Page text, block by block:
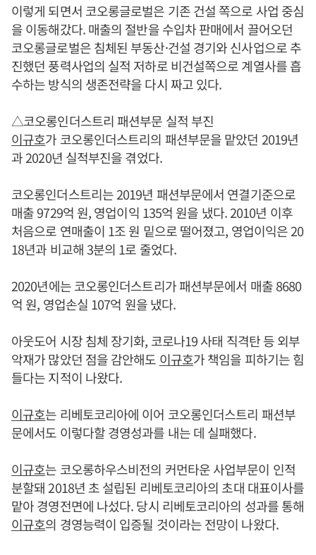
이렇게 되면서 코오롱글로벌은 기존 건설 쪽으로 사업 중심
을 이동해갔다. 매출의 절반을 수입차 판매에서 끌어오던
코오롱글로벌은 침체된 부동산·건설 경기와 신사업으로 추
진했던 풍력사업의 실적 저하로 비건설쪽으로 계열사를 흡
수하는 방식의 생존전략을 다시 짜고 있다.
△코오롱인더스트리 패션부문 실적 부진
이규호가 코오롱인더스트리의 패션부문을 맡았던 2019년
과 2020년 실적부진을 겪었다.
코오롱인더스트리는 2019년 패션부문에서 연결기준으로
매출 9729억 원, 영업이익 135억 원을 냈다. 2010년 이후
처음으로 연매출이 1조 원 밑으로 떨어졌고, 영업이익은 20
18년과 비교해 3분의 1로 줄었다.
2020년에는 코오롱인더스트리가 패션부문에서 매출 8680
억 원, 영업손실 107억 원을 냈다.
아웃도어 시장 침체 장기화, 코로나19 사태 직격탄 등 외부
악재가 많았던 점을 감안해도 이규호가 책임을 피하기는 힘
들다는 지적이 나왔다.
이규호는 리베토코리아에 이어 코오롱인더스트리 패션부
문에서도 이렇다할 경영성과를 내는 데 실패했다.
이규호는 코오롱하우스비전의 커먼타운 사업부문이 인적
분할돼 2018년 초 설립된 리베토코리아의 초대 대표이사를
맡아 경영전면에 나섰다. 당시 리베토코리아의 성과를 통해
이규호의 경영능력이 입증될 것이라는 전망이 나왔다.